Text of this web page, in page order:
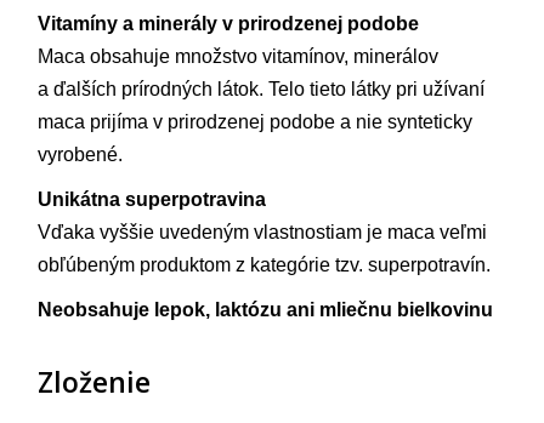
Vitamíny a minerály v prirodzenej podobe
Maca obsahuje množstvo vitamínov, minerálov
a ďalších prírodných látok. Telo tieto látky pri užívaní
maca prijíma v prirodzenej podobe a nie synteticky
vyrobené.
Unikátna superpotravina
Vďaka vyššie uvedeným vlastnostiam je maca veľmi
obľúbeným produktom z kategórie tzv. superpotravín.
Neobsahuje lepok, laktózu ani mliečnu bielkovinu
Zloženie